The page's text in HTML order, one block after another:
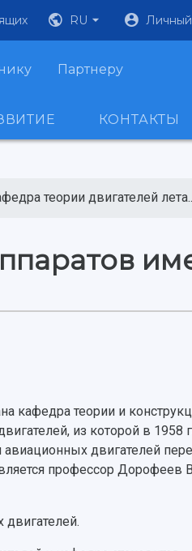
RU
Партнеру
КОНТАКТЫ
теории двигателей
кафедра теории и
из которой в 1958
авиационных двигателей
профессор Дорофеев